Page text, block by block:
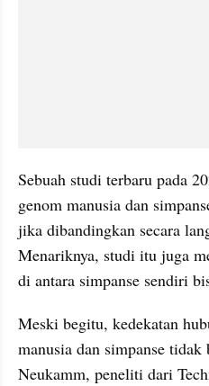
Sebuah studi terbaru pada
genom manusia dan
jika dibandingkan secara
Menariknya, studi itu juga
di antara simpanse sendiri
Meski begitu, kedekatan
manusia dan simpanse
Neukamm, peneliti dari